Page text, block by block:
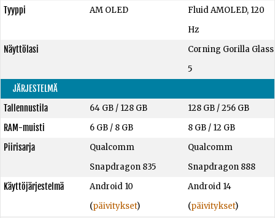
Tyyppi
AM OLED
Fluid AMOLED, 120
Hz
Näyttölasi
Corning Gorilla Glass
5
JÄRJESTELMÄ
Tallennustila
64 GB/ 128 GB 128 GB /256 GB
RAM-muisti
6 GB/ 8 GB 8 GB / 12 GB
Piirisarja
Qualcomm
Snapdragon 835
Qualcomm
Snapdragon 888
Käyttöjärjestelmä
Android 10
(päivitykset)
Android 14
(päivitykset)